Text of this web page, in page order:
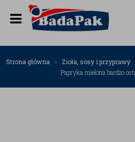
Strona główna Zioła, sosy i przyprawy
Papryka mielona bardzo